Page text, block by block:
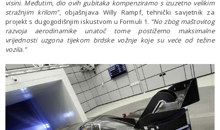
visini. Međutim, dio ovih gubitaka kompenziramo s izuzetno velikim
stražnjim krilom”, objašnjava Willy Rampf, tehnički savjetnik za
projekt s dugogodišnjim iskustvom u Formuli 1. “No zbog maštovitog
razvoja aerodinamike unatoč tome postižemo maksimalne
vrijednosti uzgona tijekom brdske vožnje koje su veće od težine
vozila.”